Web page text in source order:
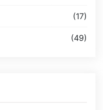
(17)
(49)